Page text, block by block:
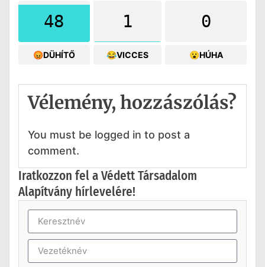
48
😡DÜHÍTŐ
1
😂VICCES
0
😮HÚHA
Vélemény, hozzászólás?
You must be logged in to post a
comment.
Iratkozzon fel a Védett Társadalom
Alapítvány hírlevelére!